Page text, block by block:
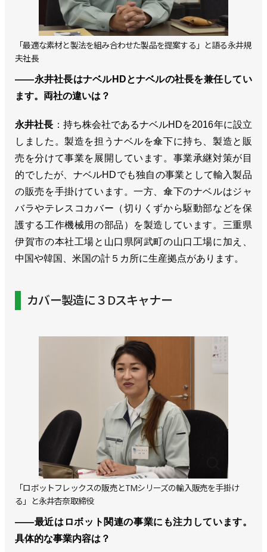
「最適な素材と製法を組み合わせた製品を提案する」と語る永井規
夫社長
――永井社長はナベルHDとナベルの社長を兼任してい
ます。両社の違いは？
永井社長 ：持ち株会社であるナベルHDを2016年に設立
しました。製造を担うナベルを傘下に持ち、製造と販
売を分けて事業を展開しています。事業承継対策が目
的でしたが、ナベルHDでも独自の事業として輸入製品
の販売を手掛けています。一方、傘下のナベルはジャ
バラやテレスコカバー（切りくずから駆動部などを保
護する工作機械用の部品）を製造しています。三重県
伊賀市の本社工場と山口県阿武町の山口工場に加え、
中国や韓国、米国の計５カ所に生産拠点があります。
カバー製造に３Dスキャナー
「ロボットフレックスの販売とTMシリーズの輸入販売を手掛け
る」と永井杏奈取締役
――最近はロボット関連の事業にも注力しています。
具体的な事業内容は？